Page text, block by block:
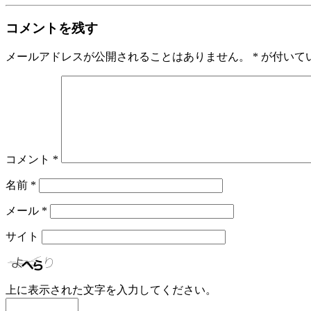
コメントを残す
メールアドレスが公開されることはありません。 * が付いて
コメント *
名前 *
メール *
サイト
上に表示された文字を入力してください。